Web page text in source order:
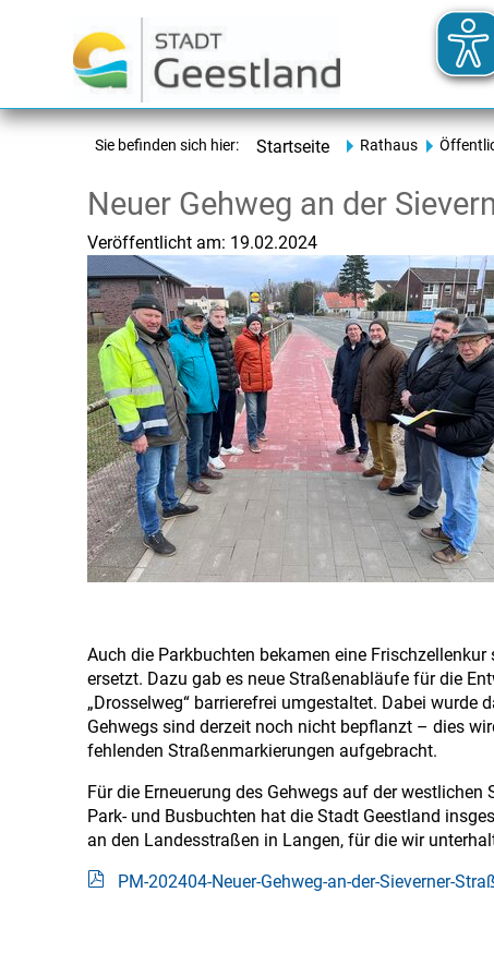
Sie befinden sich hier: Startseite Rathaus
Neuer Gehweg an der
Veröffentlicht am: 19.02.2024
Auch die Parkbuchten bekamen eine
ersetzt. Dazu gab es neue Straßenabläufe für die
„Drosselweg“ barrierefrei umgestaltet. Dabei
Gehwegs sind derzeit noch nicht bepflanzt – dies
fehlenden Straßenmarkierungen aufgebracht.
Für die Erneuerung des Gehwegs auf der
Park- und Busbuchten hat die Stadt Geestland
an den Landesstraßen in Langen, für die wir
PM-202404-Neuer-Gehweg-an-der-Sieverner-